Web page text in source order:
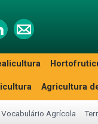
Agricultura
Vocabulário Agrícola